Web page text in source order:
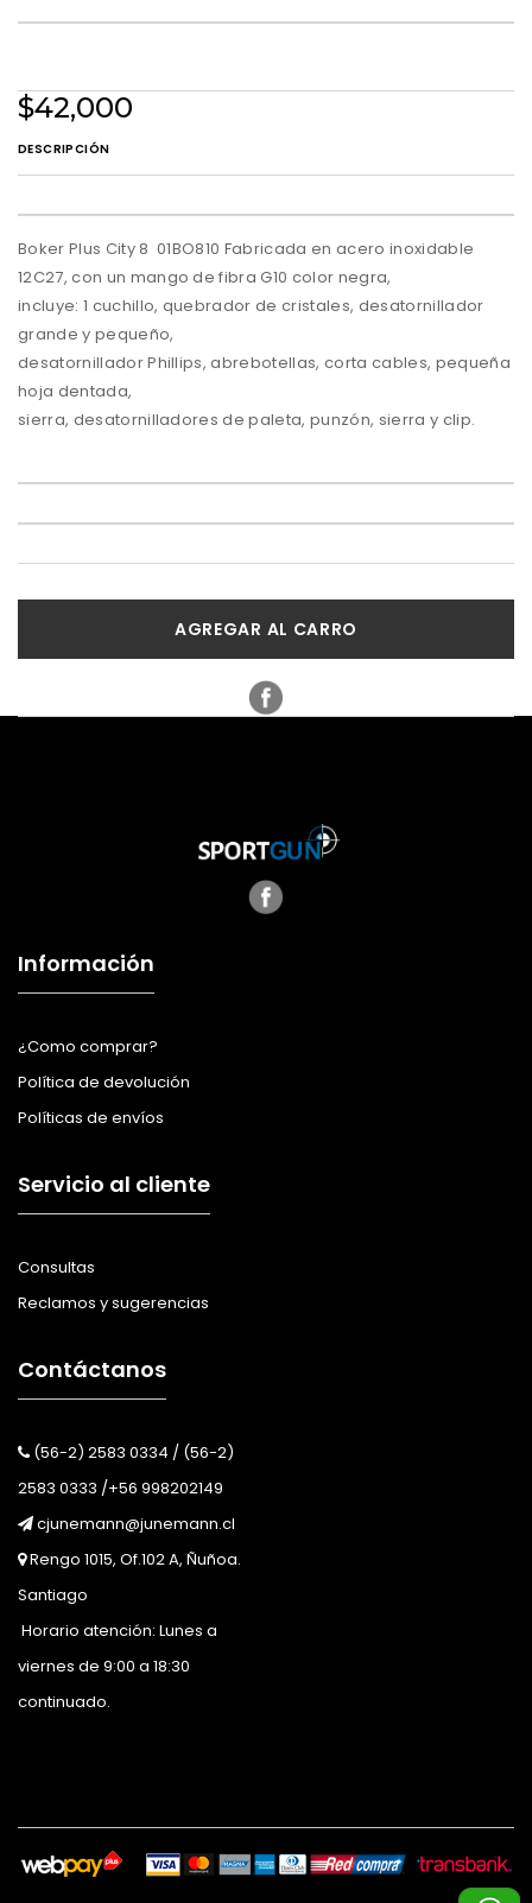
$42,000
DESCRIPCIÓN
Boker Plus City 8 01BO810 Fabricada en acero inoxidable
12C27, con un mango de fibra G10 color negra,
incluye: 1 cuchillo, quebrador de cristales, desatornillador
grande y pequeño,
desatornillador Phillips, abrebotellas, corta cables, pequeña
hoja dentada,
sierra, desatornilladores de paleta, punzón, sierra y clip.
AGREGAR AL CARRO
Información
¿Como comprar?
Política de devolución
Políticas de envíos
Servicio al cliente
Consultas
Reclamos y sugerencias
Contáctanos
(56-2) 2583 0334 / (56-2)
2583 0333 /+56 998202149
cjunemann@junemann.cl
Rengo 1015, Of.102 A, Ñuñoa.
Santiago
Horario atención: Lunes a
viernes de 9:00 a 18:30
continuado.